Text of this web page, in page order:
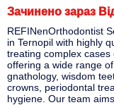
Зачинено зараз
REFINenOrthodontist
in Ternopil with highly
treating complex cases
offering a wide range
gnathology, wisdom
crowns, periodontal
hygiene. Our team